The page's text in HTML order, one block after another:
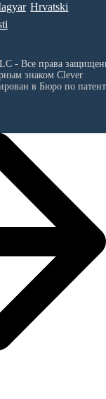
Hrvatski
- Все права
знаком Clever
в Бюро по